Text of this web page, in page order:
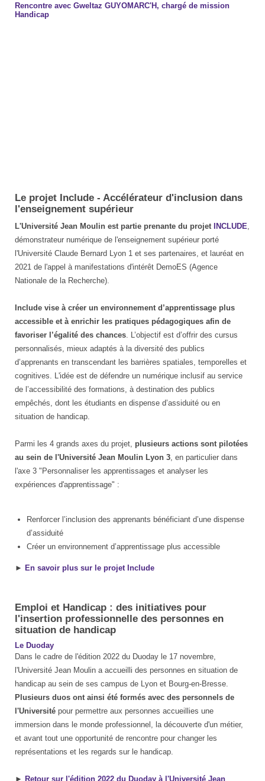
Rencontre avec Gweltaz GUYOMARC'H, chargé de mission
Handicap
Le projet Include - Accélérateur d'inclusion dans
l'enseignement supérieur
L'Université Jean Moulin est partie prenante du projet INCLUDE,
démonstrateur numérique de l'enseignement supérieur porté
l'Université Claude Bernard Lyon 1 et ses partenaires, et lauréat en
2021 de l'appel à manifestations d'intérêt DemoES (Agence
Nationale de la Recherche).
Include vise à créer un environnement d’apprentissage plus
accessible et à enrichir les pratiques pédagogiques afin de
favoriser l’égalité des chances. L’objectif est d’offrir des cursus
personnalisés, mieux adaptés à la diversité des publics
d’apprenants en transcendant les barrières spatiales, temporelles et
cognitives. L'idée est de défendre un numérique inclusif au service
de l’accessibilité des formations, à destination des publics
empêchés, dont les étudiants en dispense d’assiduité ou en
situation de handicap.
Parmi les 4 grands axes du projet, plusieurs actions sont pilotées
au sein de l'Université Jean Moulin Lyon 3, en particulier dans
l'axe 3 "Personnaliser les apprentissages et analyser les
expériences d'apprentissage" :
Renforcer l’inclusion des apprenants bénéficiant d’une dispense
d’assiduité
Créer un environnement d’apprentissage plus accessible
► En savoir plus sur le projet Include
Emploi et Handicap : des initiatives pour
l'insertion professionnelle des personnes en
situation de handicap
Le Duoday
Dans le cadre de l'édition 2022 du Duoday le 17 novembre,
l'Université Jean Moulin a accueilli des personnes en situation de
handicap au sein de ses campus de Lyon et Bourg-en-Bresse.
Plusieurs duos ont ainsi été formés avec des personnels de
l'Université pour permettre aux personnes accueillies une
immersion dans le monde professionnel, la découverte d'un métier,
et avant tout une opportunité de rencontre pour changer les
représentations et les regards sur le handicap.
► Retour sur l'édition 2022 du Duoday à l'Université Jean